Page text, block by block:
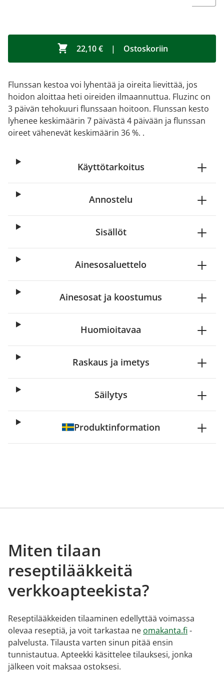
22,10 € | Ostoskoriin
Flunssan kestoa voi lyhentää ja oireita lievittää, jos
hoidon aloittaa heti oireiden ilmaannuttua. Fluzinc on
3 päivän tehokuuri flunssaan hoitoon. Flunssan kesto
lyhenee keskimäärin 7 päivästä 4 päivään ja flunssan
oireet vähenevät keskimäärin 36 %. .
Käyttötarkoitus
Annostelu
Sisällöt
Ainesosaluettelo
Ainesosat ja koostumus
Huomioitavaa
Raskaus ja imetys
Säilytys
Produktinformation
Miten tilaan
reseptilääkkeitä
verkkoapteekista?
Reseptilääkkeiden tilaaminen edellyttää voimassa
olevaa reseptiä, ja voit tarkastaa ne omakanta.fi -
palvelusta. Tilausta varten sinun pitää ensin
tunnistautua. Apteekki käsittelee tilauksesi, jonka
jälkeen voit maksaa ostoksesi.